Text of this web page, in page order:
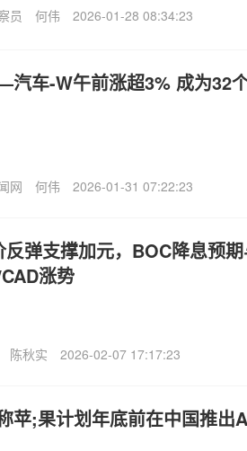
员 何伟 2026-01-28 08:34:23
汽车-W午前涨超3% 成为32
网 何伟 2026-01-31 07:22:23
反弹支撑加元，BOC降息预
涨势
陈秋实 2026-02-07 17:17:23
苹;果计划年底前在中国推出